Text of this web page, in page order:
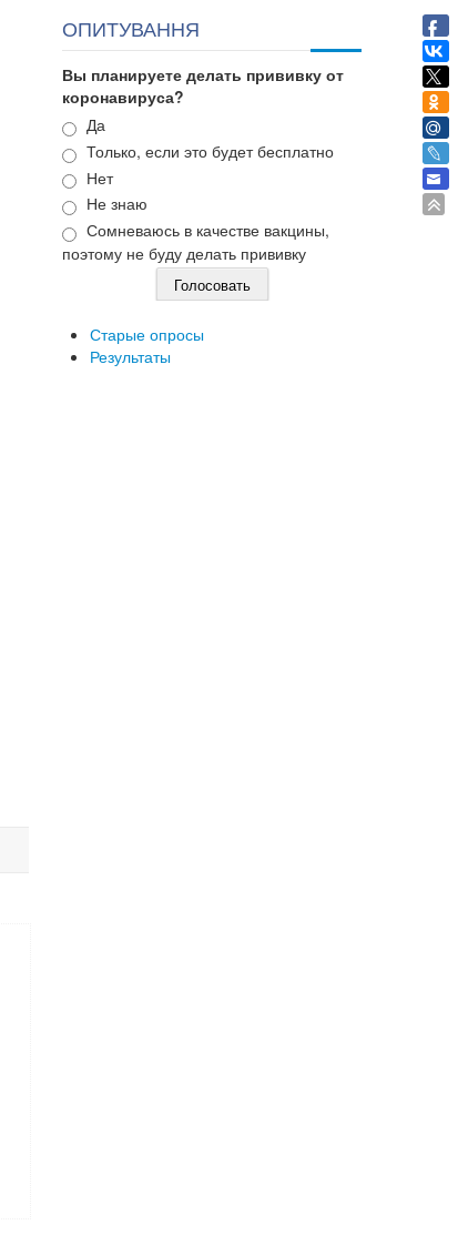
ОПИТУВАННЯ
Вы планируете делать прививку от
коронавируса?
Варианты
Да
Только, если это будет бесплатно
Нет
Не знаю
Сомневаюсь в качестве вакцины,
поэтому не буду делать прививку
Старые опросы
Результаты